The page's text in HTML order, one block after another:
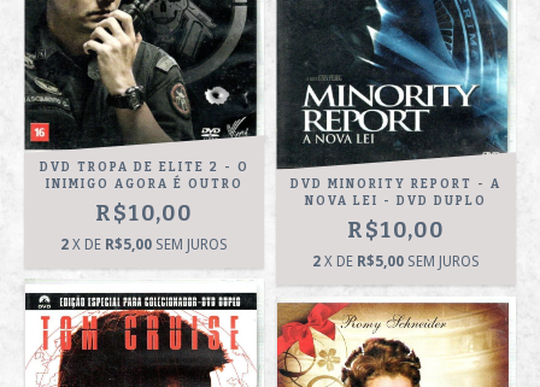
DVD TROPA DE ELITE 2 - O
INIMIGO AGORA É OUTRO
R$10,00
2 X DE R$5,00 SEM JUROS
DVD MINORITY REPORT - A
NOVA LEI - DVD DUPLO
R$10,00
2 X DE R$5,00 SEM JUROS